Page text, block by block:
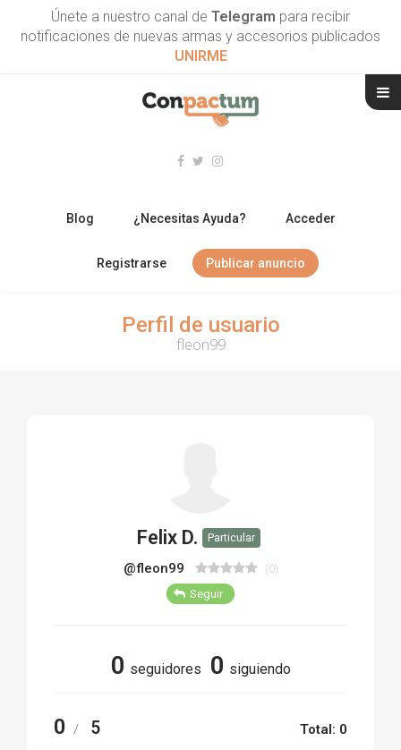
Únete a nuestro canal de Telegram para recibir
notificaciones de nuevas armas y accesorios publicados
UNIRME
Blog ¿Necesitas Ayuda? Acceder
Registrarse Publicar anuncio
Perfil de usuario
fleon99
Felix D. Particular
@fleon99 (0)
Seguir
0 seguidores 0 siguiendo
0 / 5 Total: 0